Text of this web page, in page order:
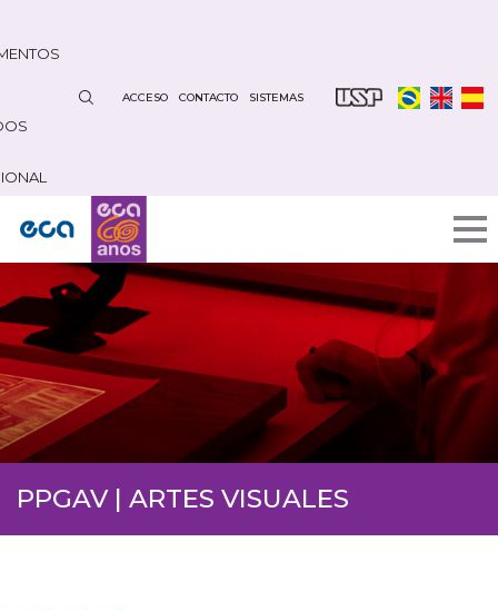
contenido
ACCESO CONTACTO SISTEMAS
PPGAV | ARTES VISUALES